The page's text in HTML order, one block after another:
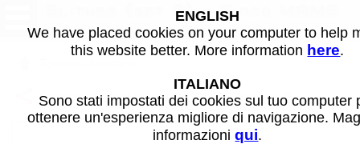
Slither (set 2) - Gioco MAME
Condividi la pagina usando questo link: slithera
ENGLISH
We have placed cookies on your computer to help
this website better. More information here.
ITALIANO
Sono stati impostati dei cookies sul tuo computer
ottenere un'esperienza migliore di navigazione.
informazioniqui.